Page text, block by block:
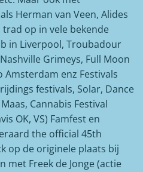
Herman van Veen, Alides
op in vele bekende
in Liverpool, Troubadour
Grimeys, Full Moon
Amsterdam enz Festivals
festivals, Solar, Dance
Cannabis Festival
OK, VS) Famfest en
the official 45th
op de originele plaats bij
met Freek de Jonge (actie